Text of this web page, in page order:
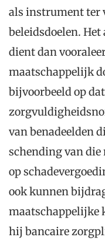
als instrument ter
beleidsdoelen.
dient dan
maatschappelijk
bijvoorbeeld op
van benadeelden
schending van die
op
ook kunnen
maatschappelijke
hij bancaire